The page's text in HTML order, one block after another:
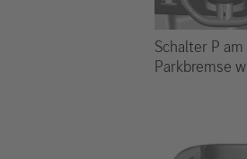
Schalter P
Parkbremse